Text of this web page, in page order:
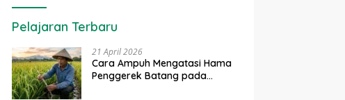
Pelajaran Terbaru
21 April 2026
Cara Ampuh Mengatasi Hama
Penggerek Batang pada